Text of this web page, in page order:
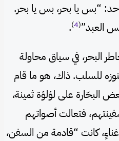
“بس يا بحر، بس يا بحر.
العبد”(
4
)
.
البحر، في سياق محاولة
للسلب. ذاك، هو ما قام
البحّارة على لؤلؤة ثمينة،
فتعالت أصواتهم
كانت “قادمة من السفن،